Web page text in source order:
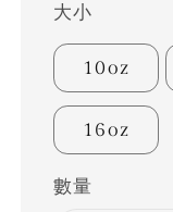
大小
10oz
16oz
數量